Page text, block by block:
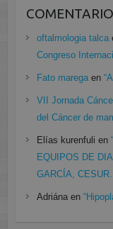
oftalmologia talca
Congreso
Fato maregaen
VII Jornada
del Cáncer de
Elías kurenfuli en
EQUIPOS DE
GARCÍA, CESUR.
Adriánaen